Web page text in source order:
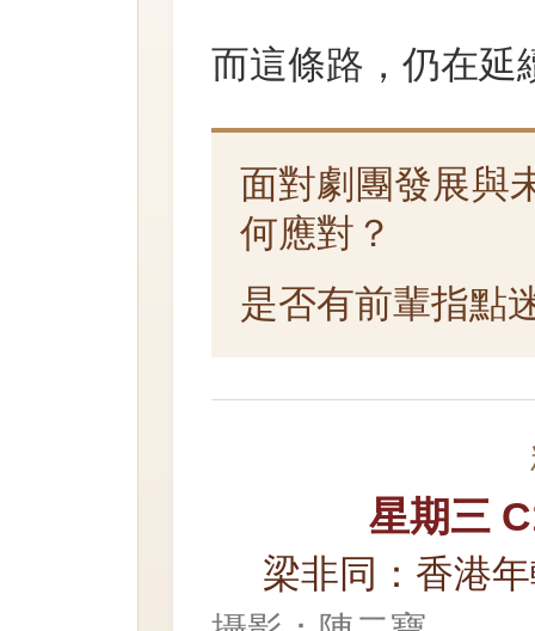
而這條路，仍在延
面對劇團發展與
何應對？
是否有前輩指點
星期三
梁非同：香港